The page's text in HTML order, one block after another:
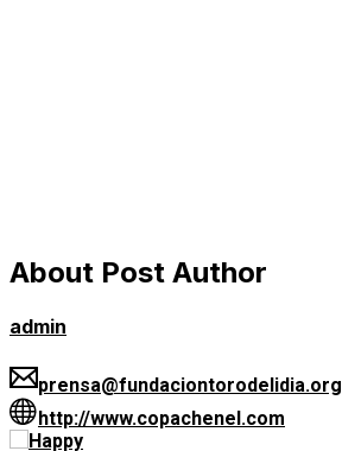
About Post Author
admin
prensa@fundaciontorodelidia.org
http://www.copachenel.com